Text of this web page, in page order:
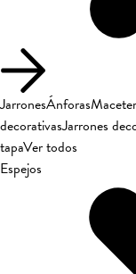
JarronesÁnforas
decorativasJarrones
tapaVer todos
Espejos